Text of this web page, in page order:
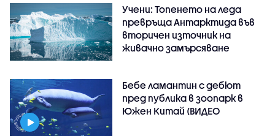
Учени: Топенето на леда
превръща Антарктида във
вторичен източник на
живачно замърсяване
Бебе ламантин с дебют
пред публика в зоопарк в
Южен Китай (ВИДЕО